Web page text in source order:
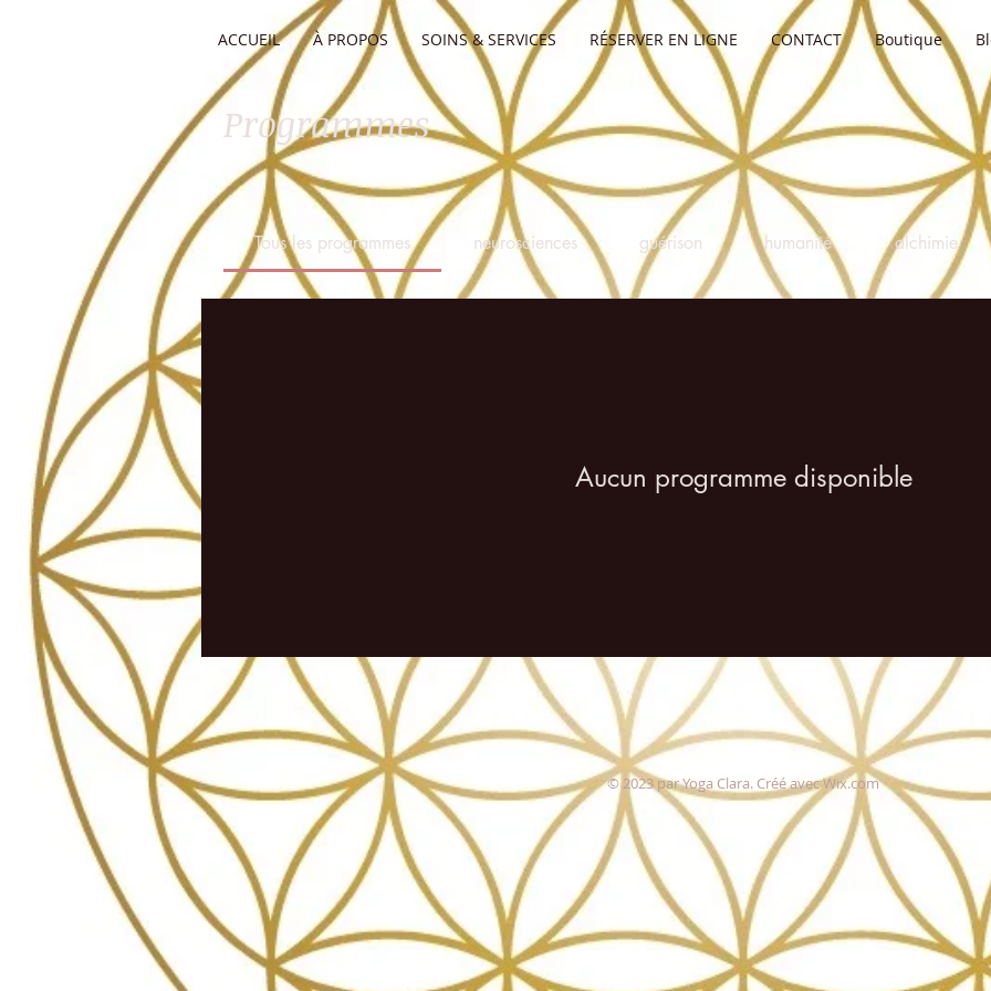
ACCUEIL À PROPOS SOINS & SERVICES RÉSERVER EN LIGNE CONTACT Boutique
Programmes
Tous les programmes neurosciences guérison humanité alchimie
Aucun programme disponible
© 2023 par Yoga Clara. Créé avecWix.com